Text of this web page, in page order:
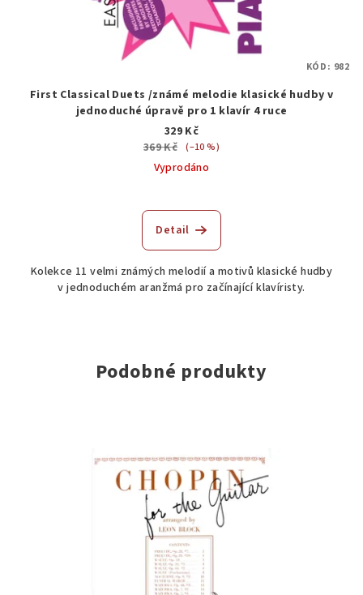
First Classical Duets /známé melodie klasické hudby v
jednoduché úpravě pro 1 klavír 4 ruce
329 Kč
369 Kč (–10 %)
Vyprodáno
Detail
Kolekce 11 velmi známých melodií a motivů klasické hudby
v jednoduchém aranžmá pro začínající klavíristy.
KÓD: 982
Podobné produkty